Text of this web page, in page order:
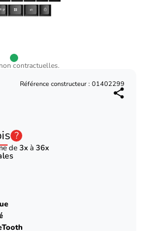
contractuelles.
Référence constructeur : 01402299
?
de3xà 36x